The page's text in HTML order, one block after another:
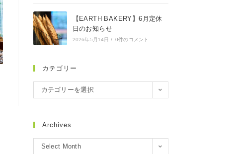
【EARTH BAKERY】6月定休
日のお知らせ
2026年5月14日 / 0件のコメント
カテゴリー
カテゴリーを選択
Archives
Select Month